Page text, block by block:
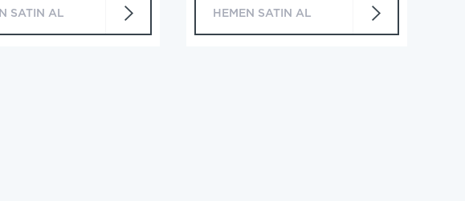
SATIN AL HEMEN SATIN AL